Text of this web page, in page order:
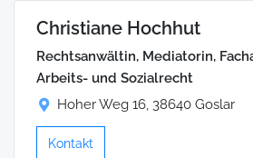
Christiane Hochhut
Rechtsanwältin, Mediatorin,
Arbeits- und Sozialrecht
Hoher Weg 16, 38640 Goslar
Kontakt